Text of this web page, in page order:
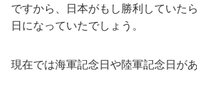
ですから、日本がもし勝利していた
日になっていたでしょう。
現在では海軍記念日や陸軍記念日があ